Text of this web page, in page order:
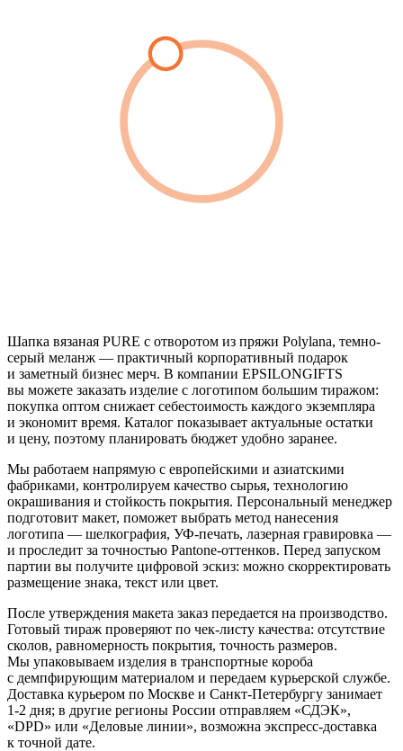
Шапка вязаная PURE с отворотом из пряжи Polylana, темно-
серый меланж — практичный корпоративный подарок
и заметный бизнес мерч. В компании EPSILONGIFTS
вы можете заказать изделие с логотипом большим тиражом:
покупка оптом снижает себестоимость каждого экземпляра
и экономит время. Каталог показывает актуальные остатки
и цену, поэтому планировать бюджет удобно заранее.
Мы работаем напрямую с европейскими и азиатскими
фабриками, контролируем качество сырья, технологию
окрашивания и стойкость покрытия. Персональный менеджер
подготовит макет, поможет выбрать метод нанесения
логотипа — шелкография, УФ-печать, лазерная гравировка —
и проследит за точностью Pantone-оттенков. Перед запуском
партии вы получите цифровой эскиз: можно скорректировать
размещение знака, текст или цвет.
После утверждения макета заказ передается на производство.
Готовый тираж проверяют по чек-листу качества: отсутствие
сколов, равномерность покрытия, точность размеров.
Мы упаковываем изделия в транспортные короба
с демпфирующим материалом и передаем курьерской службе.
Доставка курьером по Москве и Санкт-Петербургу занимает
1-2 дня; в другие регионы России отправляем «СДЭК»,
«DPD» или «Деловые линии», возможна экспресс-доставка
к точной дате.